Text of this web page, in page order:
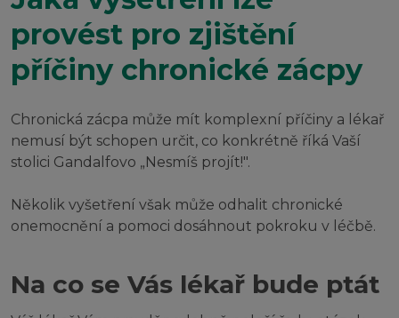
provést pro zjištění
příčiny chronické zácpy
Chronická zácpa může mít komplexní příčiny a lékař
nemusí být schopen určit, co konkrétně říká Vaší
stolici Gandalfovo „Nesmíš projít!".
Několik vyšetření však může odhalit chronické
onemocnění a pomoci dosáhnout pokroku v léčbě.
Na co se Vás lékař bude ptát